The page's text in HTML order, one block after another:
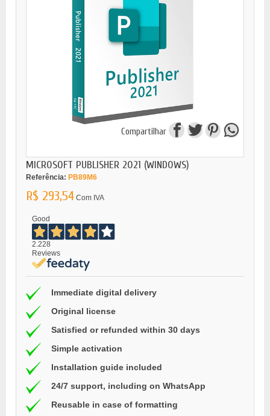
Compartilhar
MICROSOFT PUBLISHER 2021 (WINDOWS)
Referência: PB89M6
R$ 293,54 Com IVA
Good
2.228
Reviews
Immediate digital delivery
Original license
Satisfied or refunded within 30 days
Simple activation
Installation guide included
24/7 support, including on WhatsApp
Reusable in case of formatting